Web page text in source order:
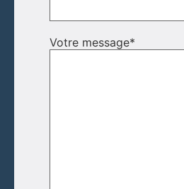
Votre message*